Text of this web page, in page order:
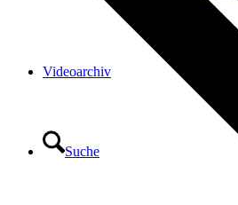
Videoarchiv
Suche